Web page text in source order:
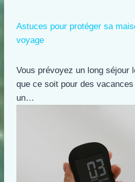
Astuces pour protéger sa
voyage
Vous prévoyez un long séjour
que ce soit pour des
un…